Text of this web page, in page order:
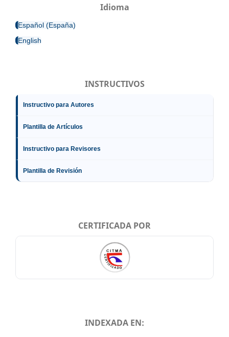
Idioma
Español (España)
English
INSTRUCTIVOS
Instructivo para Autores
Plantilla de Artículos
Instructivo para Revisores
Plantilla de Revisión
CERTIFICADA POR
INDEXADA EN: